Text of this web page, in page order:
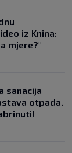
iz Knina:
mjere?"
sanacija
otpada.